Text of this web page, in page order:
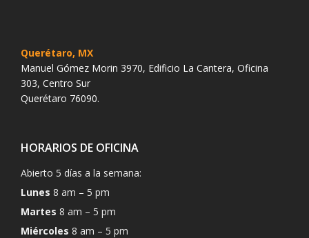
Querétaro, MX
Manuel Gómez Morin 3970, Edificio La Cantera, Oficina
303, Centro Sur
Querétaro 76090.
HORARIOS DE OFICINA
Abierto 5 días a la semana:
Lunes 8 am – 5 pm
Martes 8 am – 5 pm
Miércoles 8 am – 5 pm